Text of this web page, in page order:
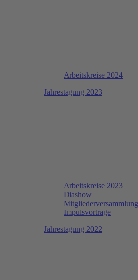
Arbeitskreise 2024
Jahrestagung 2023
Arbeitskreise 2023
Diashow
Mitgliederversammlung
Impulsvorträge
Jahrestagung 2022